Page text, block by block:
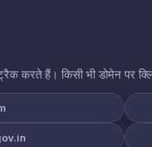
ट्रैक करते हैं। किसी भी डोमेन पर